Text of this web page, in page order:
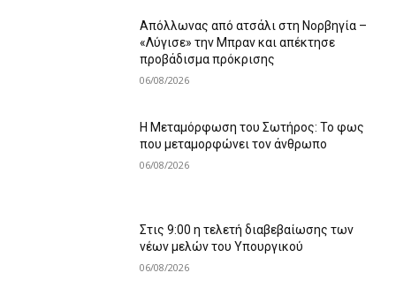
Απόλλωνας από ατσάλι στη Νορβηγία –
«Λύγισε» την Μπραν και απέκτησε
προβάδισμα πρόκρισης
06/08/2026
Η Μεταμόρφωση του Σωτήρος: Το φως
που μεταμορφώνει τον άνθρωπο
06/08/2026
Στις 9:00 η τελετή διαβεβαίωσης των
νέων μελών του Υπουργικού
06/08/2026